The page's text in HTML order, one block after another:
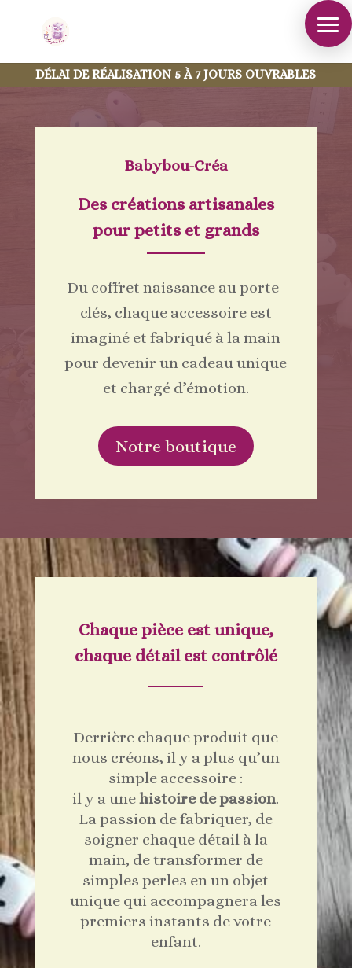
DÉLAI DE RÉALISATION 5 À 7 JOURS OUVRABLES
Babybou-Créa
Des créations artisanales
pour petits et grands
Du coffret naissance au porte-
clés, chaque accessoire est
imaginé et fabriqué à la main
pour devenir un cadeau unique
et chargé d’émotion.
Notre boutique
Chaque pièce est unique,
chaque détail est contrôlé
Derrière chaque produit que
nous créons, il y a plus qu’un
simple accessoire :
il y a unehistoire de passion.
La passion de fabriquer, de
soigner chaque détail à la
main, de transformer de
simples perles en un objet
unique qui accompagnera les
premiers instants de votre
enfant.